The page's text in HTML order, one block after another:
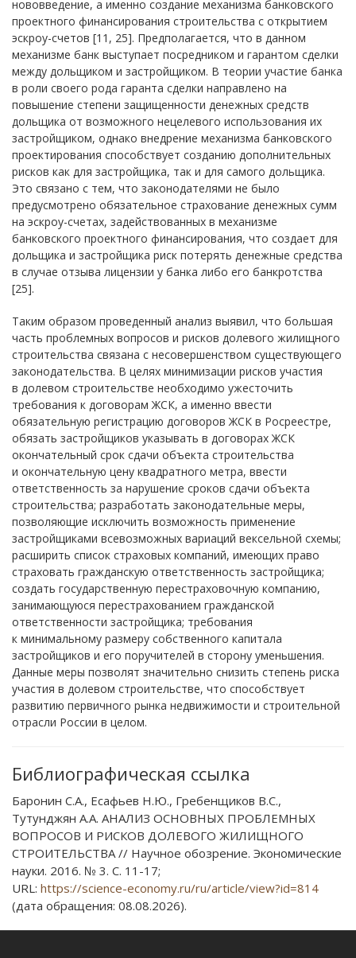
нововведение, а именно создание механизма банковского
проектного финансирования строительства с открытием
эскроу-счетов [11, 25]. Предполагается, что в данном
механизме банк выступает посредником и гарантом сделки
между дольщиком и застройщиком. В теории участие банка
в роли своего рода гаранта сделки направлено на
повышение степени защищенности денежных средств
дольщика от возможного нецелевого использования их
застройщиком, однако внедрение механизма банковского
проектирования способствует созданию дополнительных
рисков как для застройщика, так и для самого дольщика.
Это связано с тем, что законодателями не было
предусмотрено обязательное страхование денежных сумм
на эскроу-счетах, задействованных в механизме
банковского проектного финансирования, что создает для
дольщика и застройщика риск потерять денежные средства
в случае отзыва лицензии у банка либо его банкротства
[25].
Таким образом проведенный анализ выявил, что большая
часть проблемных вопросов и рисков долевого жилищного
строительства связана с несовершенством существующего
законодательства. В целях минимизации рисков участия
в долевом строительстве необходимо ужесточить
требования к договорам ЖСК, а именно ввести
обязательную регистрацию договоров ЖСК в Росреестре,
обязать застройщиков указывать в договорах ЖСК
окончательный срок сдачи объекта строительства
и окончательную цену квадратного метра, ввести
ответственность за нарушение сроков сдачи объекта
строительства; разработать законодательные меры,
позволяющие исключить возможность применение
застройщиками всевозможных вариаций вексельной схемы;
расширить список страховых компаний, имеющих право
страховать гражданскую ответственность застройщика;
создать государственную перестраховочную компанию,
занимающуюся перестрахованием гражданской
ответственности застройщика; требования
к минимальному размеру собственного капитала
застройщиков и его поручителей в сторону уменьшения.
Данные меры позволят значительно снизить степень риска
участия в долевом строительстве, что способствует
развитию первичного рынка недвижимости и строительной
отрасли России в целом.
Библиографическая ссылка
Баронин С.А., Есафьев Н.Ю., Гребенщиков В.С.,
Тутунджян А.А. АНАЛИЗ ОСНОВНЫХ ПРОБЛЕМНЫХ
ВОПРОСОВ И РИСКОВ ДОЛЕВОГО ЖИЛИЩНОГО
СТРОИТЕЛЬСТВА // Научное обозрение. Экономические
науки. 2016. № 3. С. 11-17;
URL: https://science-economy.ru/ru/article/view?id=814
(дата обращения: 08.08.2026).